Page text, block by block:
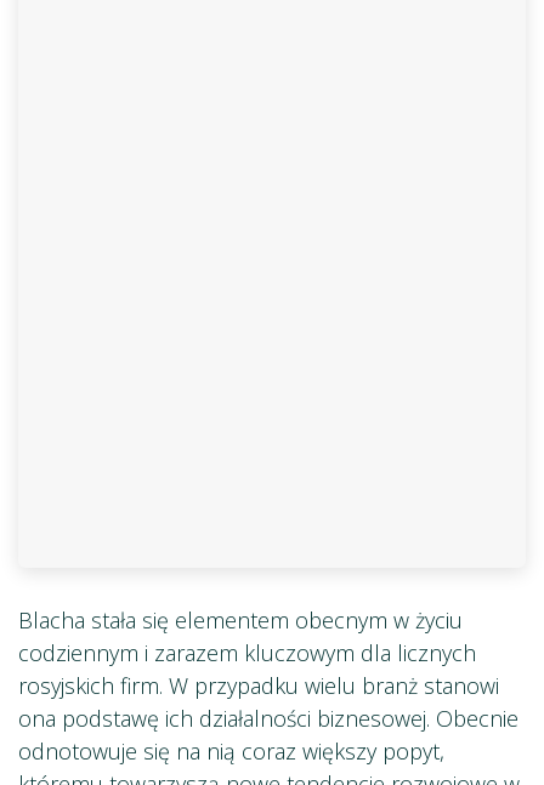
Blacha stała się elementem obecnym w życiu
codziennym i zarazem kluczowym dla licznych
rosyjskich firm. W przypadku wielu branż stanowi
ona podstawę ich działalności biznesowej. Obecnie
odnotowuje się na nią coraz większy popyt,